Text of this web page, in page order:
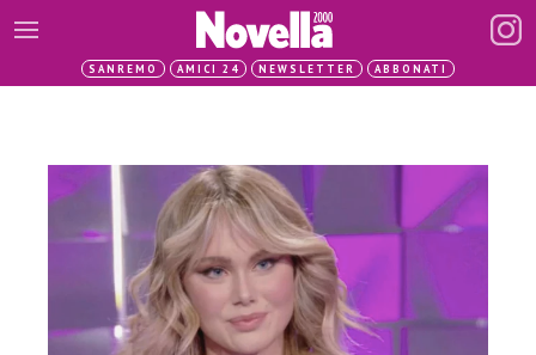
SANREMO AMICI 24 NEWSLETTER ABBONATI